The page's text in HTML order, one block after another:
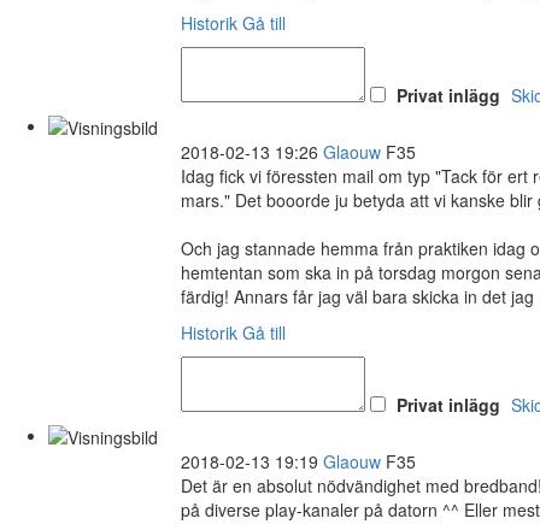
Historik Gå till
Privat inlägg
2018-02-13 19:26 Glaouw F35
Idag fick vi föressten mail om typ "Tack för
mars." Det booorde ju betyda att vi kanske
Och jag stannade hemma från praktiken idag
hemtentan som ska in på torsdag morgon
färdig! Annars får jag väl bara skicka in det jag
Historik Gå till
Privat inlägg
2018-02-13 19:19 Glaouw F35
Det är en absolut nödvändighet med
på diverse play-kanaler på datorn ^^ Eller